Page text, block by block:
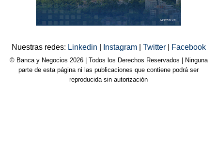
Nuestras redes: Linkedin Instagram Twitter Facebook
© Banca y Negocios 2026 | Todos los Derechos Reservados | Ninguna
parte de esta página ni las publicaciones que contiene podrá ser
reproducida sin autorización